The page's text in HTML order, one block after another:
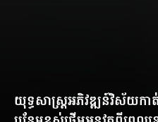
យុទ្ធសាស្ត្រ​អភិវឌ្ឍន៍​វិស័យ​កា